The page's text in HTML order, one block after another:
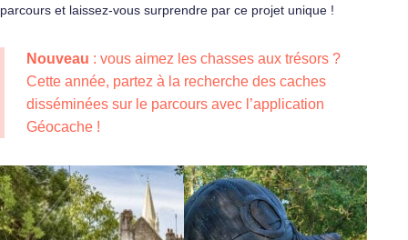
parcours et laissez-vous surprendre par ce projet unique !
Nouveau : vous aimez les chasses aux trésors ?
Cette année, partez à la recherche des caches
disséminées sur le parcours avec l’application
Géocache !